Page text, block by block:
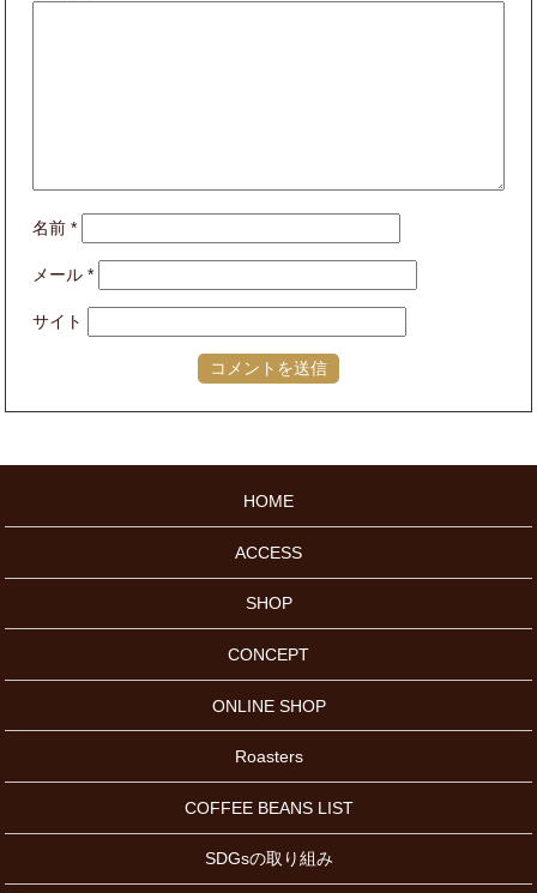
名前*
メール*
サイト
HOME
ACCESS
SHOP
CONCEPT
ONLINE SHOP
Roasters
COFFEE BEANS LIST
SDGsの取り組み